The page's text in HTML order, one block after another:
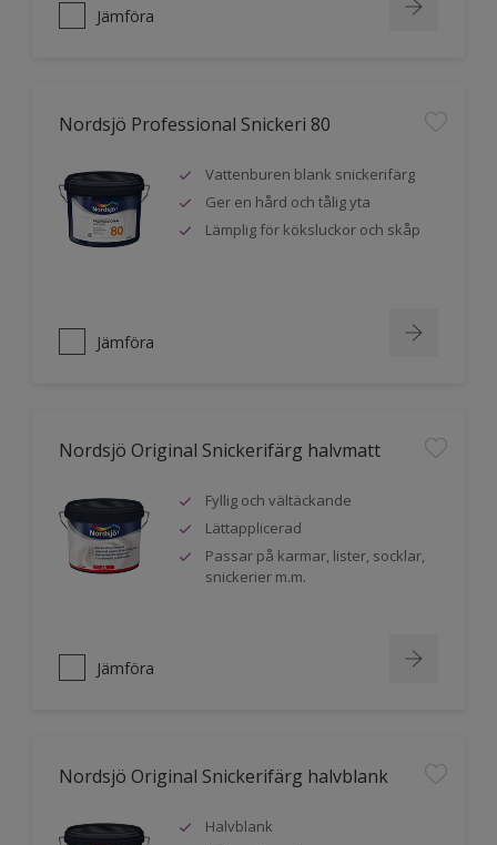
Jämföra
Nordsjö Professional Snickeri 80
Vattenburen blank snickerifärg
Ger en hård och tålig yta
Lämplig för köksluckor och skåp
Jämföra
Nordsjö Original Snickerifärg halvmatt
Fyllig och vältäckande
Lättapplicerad
Passar på karmar, lister, socklar,
snickerier m.m.
Jämföra
Nordsjö Original Snickerifärg halvblank
Halvblank